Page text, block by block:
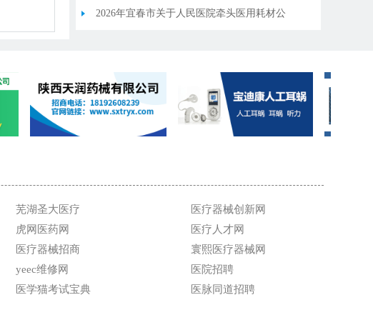
立医疗机构联盟集中带量采购中选产品清单
2026年宜春市关于人民医院牵头医用耗材公
信息变更表
芜湖圣大医疗
医疗器械创新网
虎网医药网
医疗人才网
医疗器械招商
寰熙医疗器械网
yeec维修网
医院招聘
医学猫考试宝典
医脉同道招聘